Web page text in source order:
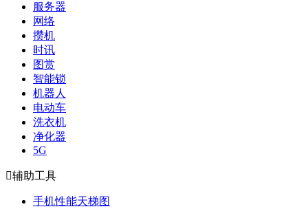
服务器
网络
攒机
时讯
图赏
智能锁
机器人
电动车
洗衣机
净化器
5G
辅助工具
手机性能天梯图